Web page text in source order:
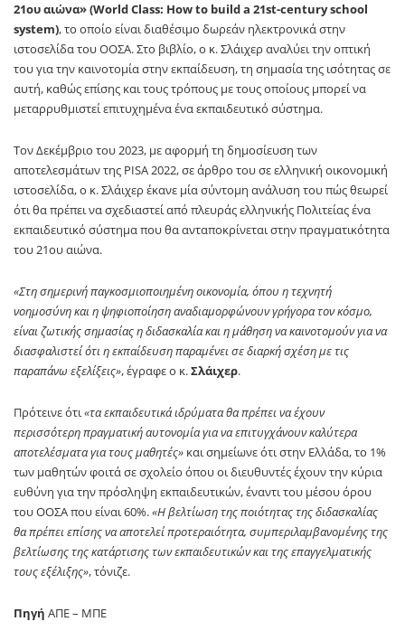
21ου αιώνα» (World Class: How to build a 21st-century school
system), το οποίο είναι διαθέσιμο δωρεάν ηλεκτρονικά στην
ιστοσελίδα του ΟΟΣΑ. Στο βιβλίο, ο κ. Σλάιχερ αναλύει την οπτική
του για την καινοτομία στην εκπαίδευση, τη σημασία της ισότητας σε
αυτή, καθώς επίσης και τους τρόπους με τους οποίους μπορεί να
μεταρρυθμιστεί επιτυχημένα ένα εκπαιδευτικό σύστημα.
Τον Δεκέμβριο του 2023, με αφορμή τη δημοσίευση των
αποτελεσμάτων της PISA 2022, σε άρθρο του σε ελληνική οικονομική
ιστοσελίδα, o κ. Σλάιχερ έκανε μία σύντομη ανάλυση του πώς θεωρεί
ότι θα πρέπει να σχεδιαστεί από πλευράς ελληνικής Πολιτείας ένα
εκπαιδευτικό σύστημα που θα ανταποκρίνεται στην πραγματικότητα
του 21ου αιώνα.
«Στη σημερινή παγκοσμιοποιημένη οικονομία, όπου η τεχνητή
νοημοσύνη και η ψηφιοποίηση αναδιαμορφώνουν γρήγορα τον κόσμο,
είναι ζωτικής σημασίας η διδασκαλία και η μάθηση να καινοτομούν για να
διασφαλιστεί ότι η εκπαίδευση παραμένει σε διαρκή σχέση με τις
παραπάνω εξελίξεις», έγραφε ο κ.Σλάιχερ.
Πρότεινε ότι«τα εκπαιδευτικά ιδρύματα θα πρέπει να έχουν
περισσότερη πραγματική αυτονομία για να επιτυγχάνουν καλύτερα
αποτελέσματα για τους μαθητές» και σημείωνε ότι στην Ελλάδα, το 1%
των μαθητών φοιτά σε σχολείο όπου οι διευθυντές έχουν την κύρια
ευθύνη για την πρόσληψη εκπαιδευτικών, έναντι του μέσου όρου
του ΟΟΣΑ που είναι 60%.«Η βελτίωση της ποιότητας της διδασκαλίας
θα πρέπει επίσης να αποτελεί προτεραιότητα, συμπεριλαμβανομένης της
βελτίωσης της κατάρτισης των εκπαιδευτικών και της επαγγελματικής
τους εξέλιξης», τόνιζε.
Πηγή ΑΠΕ – ΜΠΕ